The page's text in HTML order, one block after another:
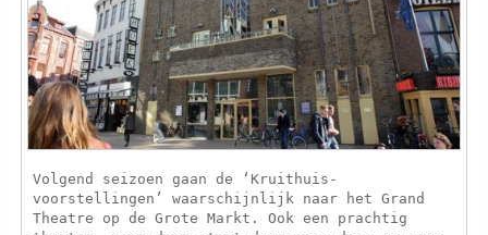
Volgend seizoen gaan de ‘Kruithuis-
voorstellingen’ waarschijnlijk naar het Grand
Theatre op de Grote Markt. Ook een prachtig